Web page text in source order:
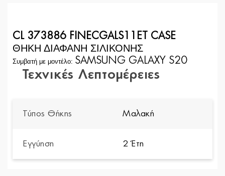
CL 373886 FINECGALS11ET CASE
ΘΗΚΗ ΔΙΑΦΑΝΗ ΣΙΛΙΚΟΝΗΣ
Συμβατή με μοντέλο: SAMSUNG GALAXY S20
Τεχνικές Λεπτομέρειες
Τύπος Θήκης Μαλακή
Εγγύηση 2 Έτη